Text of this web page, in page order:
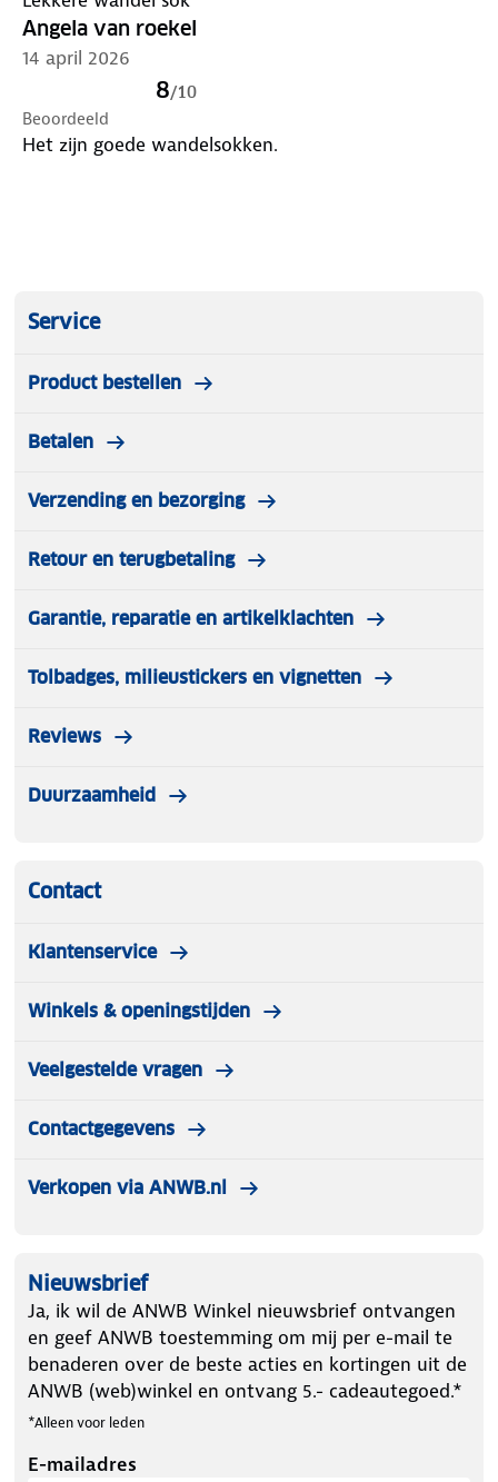
Angela van roekel
14 april 2026
8/10
Beoordeeld
Het zijn goede wandelsokken.
Service
Product bestellen
Betalen
Verzending en bezorging
Retour en terugbetaling
Garantie, reparatie en artikelklachten
Tolbadges, milieustickers en vignetten
Reviews
Duurzaamheid
Contact
Klantenservice
Winkels & openingstijden
Veelgestelde vragen
Contactgegevens
Verkopen via ANWB.nl
Nieuwsbrief
Ja, ik wil de ANWB Winkel nieuwsbrief ontvangen
en geef ANWB toestemming om mij per e-mail te
benaderen over de beste acties en kortingen uit de
ANWB (web)winkel en ontvang 5.- cadeautegoed.*
*Alleen voor leden
E-mailadres